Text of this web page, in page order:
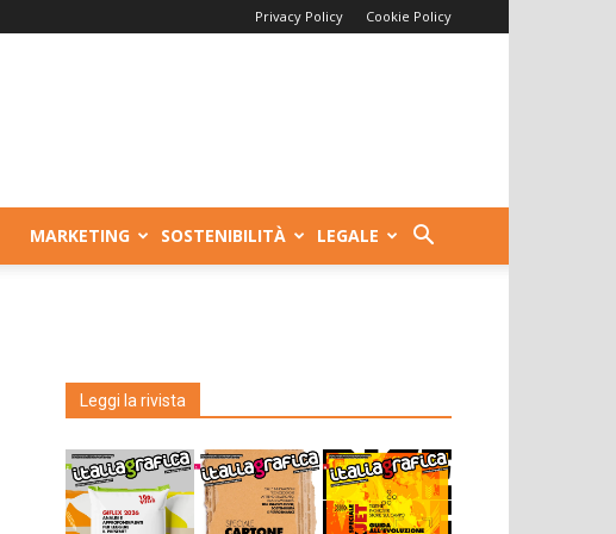
Privacy Policy Cookie Policy
MARKETING SOSTENIBILITÀ LEGALE
Leggi la rivista